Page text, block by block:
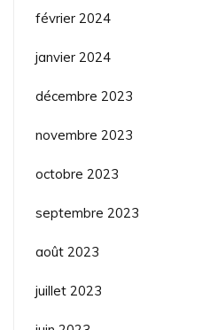
février 2024
janvier 2024
décembre 2023
novembre 2023
octobre 2023
septembre 2023
août 2023
juillet 2023